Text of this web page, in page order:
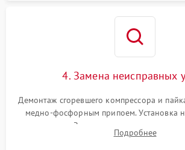
4. Замена неисправных
Демонтаж сгоревшего компрессора и
медно-фосфорным припоем. Установка
осушителя. Замена изношенных
сломанных заслонок или поврежденных
Подробнее